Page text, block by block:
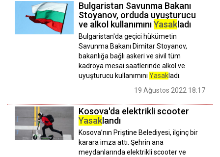
Bulgaristan Savunma Bakanı
Stoyanov, orduda uyuşturucu
ve alkol kullanımınıYasak ladı
Bulgaristan'da geçici hükümetin
Savunma Bakanı Dimitar Stoyanov,
bakanlığa bağlı askeri ve sivil tüm
kadroya mesai saatlerinde alkol ve
uyuşturucu kullanımını Yasakladı.
19 Ağustos 2022 18:17
Kosova'da elektrikli scooter
Yasak landı
Kosova’nın Priştine Belediyesi, ilginç bir
karara imza attı. Şehrin ana
meydanlarında elektrikli scooter ve